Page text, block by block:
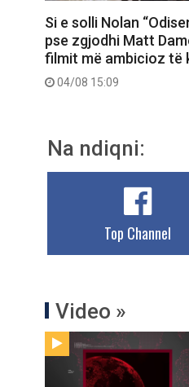
Si e solli Nolan
pse zgjodhi Matt
filmit më ambicioz të
04/08 15:09
Na ndiqni:
Top Channel
Video »